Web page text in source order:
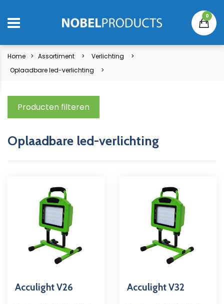
0
Home Assortiment
Verlichting
Oplaadbare led-verlichting
Producten filteren
Oplaadbare led-verlichting
Acculight V26 Acculight V32